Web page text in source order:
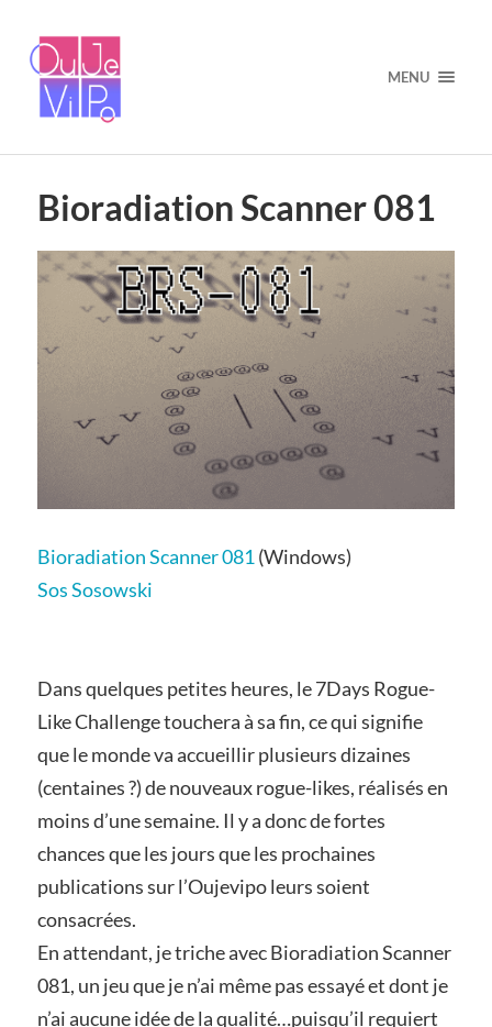
MENU
Bioradiation Scanner 081
Bioradiation Scanner 081(Windows)
Sos Sosowski
Dans quelques petites heures, le 7Days Rogue-
Like Challenge touchera à sa fin, ce qui signifie
que le monde va accueillir plusieurs dizaines
(centaines ?) de nouveaux rogue-likes, réalisés en
moins d’une semaine. Il y a donc de fortes
chances que les jours que les prochaines
publications sur l’Oujevipo leurs soient
consacrées.
En attendant, je triche avec Bioradiation Scanner
081, un jeu que je n’ai même pas essayé et dont je
n’ai aucune idée de la qualité…puisqu’il requiert